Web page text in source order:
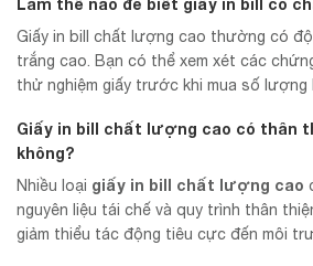
Làm thế nào để biết giấy in bill có
Giấy in bill chất lượng cao thường có độ
trắng cao. Bạn có thể xem xét các
thử nghiệm giấy trước khi mua số lượng
Giấy in bill chất lượng cao có thân
không?
Nhiều loại giấy in bill chất lượng cao
nguyên liệu tái chế và quy trình thân
giảm thiểu tác động tiêu cực đến môi